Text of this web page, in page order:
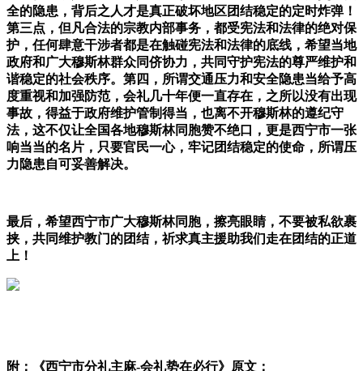
全的隐患，背后之人才是真正破坏地区团结稳定的定时炸弹！
第三点，但凡合法的宗教内部事务，都受宪法和法律的绝对保
护，任何肆意干涉者都是在触碰宪法和法律的底线，希望当地
政府和广大穆斯林群众同侪协力，共同守护宪法的尊严维护和
谐稳定的社会秩序。第四，所谓交通压力和安全隐患当给予高
度重视和加强防范，会礼几十年便一直存在，之所以没有出现
事故，得益于政府维护管制得当，也离不开穆斯林的遵纪守
法，这不仅让全国各地穆斯林同胞赞不绝口，更是西宁市一张
响当当的名片，只要官民一心，牢记团结稳定的使命，所谓压
力隐患自可妥善解决。
最后，希望西宁市广大穆斯林同胞，擦亮眼睛，不要被私欲裹
挟，共同维护教门的团结，祈求真主援助我们走在团结的正道
上！
附：《西宁市分礼主麻-会礼势在必行》 原文：